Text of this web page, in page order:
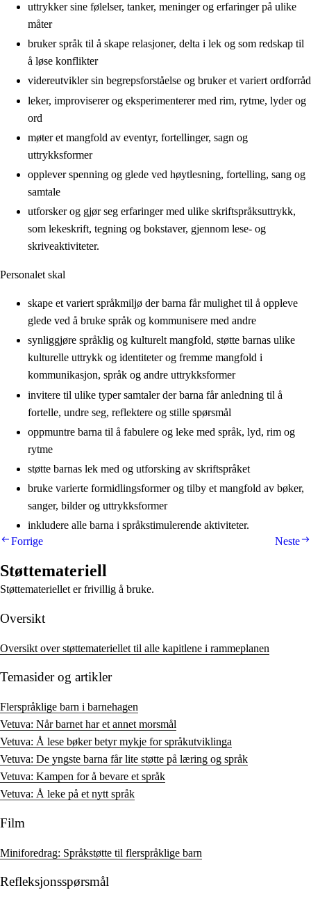
uttrykker sine følelser, tanker, meninger og erfaringer på ulike
måter
bruker språk til å skape relasjoner, delta i lek og som redskap til
å løse konflikter
videreutvikler sin begrepsforståelse og bruker et variert ordforråd
leker, improviserer og eksperimenterer med rim, rytme, lyder og
ord
møter et mangfold av eventyr, fortellinger, sagn og
uttrykksformer
opplever spenning og glede ved høytlesning, fortelling, sang og
samtale
utforsker og gjør seg erfaringer med ulike skriftspråksuttrykk,
som lekeskrift, tegning og bokstaver, gjennom lese- og
skriveaktiviteter.
Personalet skal
skape et variert språkmiljø der barna får mulighet til å oppleve
glede ved å bruke språk og kommunisere med andre
synliggjøre språklig og kulturelt mangfold, støtte barnas ulike
kulturelle uttrykk og identiteter og fremme mangfold i
kommunikasjon, språk og andre uttrykksformer
invitere til ulike typer samtaler der barna får anledning til å
fortelle, undre seg, reflektere og stille spørsmål
oppmuntre barna til å fabulere og leke med språk, lyd, rim og
rytme
støtte barnas lek med og utforsking av skriftspråket
bruke varierte formidlingsformer og tilby et mangfold av bøker,
sanger, bilder og uttrykksformer
inkludere alle barna i språkstimulerende aktiviteter.
Neste
Forrige
Støttemateriell
Støttemateriellet er frivillig å bruke.
Oversikt
Oversikt over støttemateriellet til alle kapitlene i rammeplanen
Temasider og artikler
Flerspråklige barn i barnehagen
Vetuva: Når barnet har et annet morsmål
Vetuva: Å lese bøker betyr mykje for språkutviklinga
Vetuva: De yngste barna får lite støtte på læring og språk
Vetuva: Kampen for å bevare et språk
Vetuva: Å leke på et nytt språk
Film
Miniforedrag: Språkstøtte til flerspråklige barn
Refleksjonsspørsmål